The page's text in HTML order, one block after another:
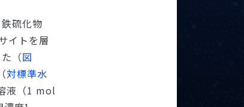
硫化物
イトを層
（図
対標準水
液（1 mol